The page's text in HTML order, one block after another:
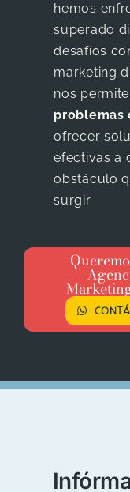
hemos
superado
desafíos
marketing
nos permite
problemas
ofrecer
efectivas a
obstáculo
surgir